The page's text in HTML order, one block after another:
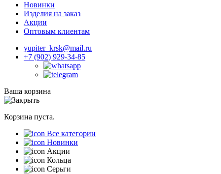
Новинки
Изделия на заказ
Акции
Оптовым клиентам
yupiter_krsk@mail.ru
+7 (902) 929-34-85
Ваша корзина
Корзина пуста.
Все категории
Новинки
Акции
Кольца
Серьги